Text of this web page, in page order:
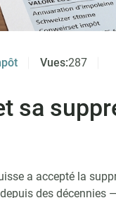
Vues:287
sa
a accepté la
des décennies